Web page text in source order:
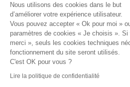
Tel : 04 94 48 50 57
Écrivez-nous
Horaires & plan d'accès
Nous utilisons des cookies dans le but
d’améliorer votre expérience utilisateur.
Vous pouvez accepter « Ok pour moi »
paramètres de cookies « Je choisis ».
merci », seuls les cookies techniques
fonctionnement du site seront utilisés.
C'est OK pour vous ?
Lire la politique de confidentialité